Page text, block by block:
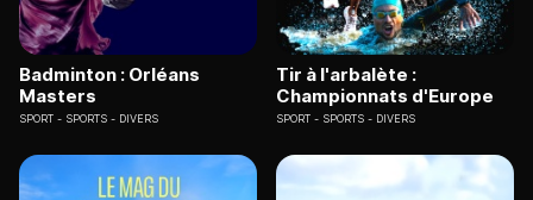
Badminton : Orléans
Masters
SPORT SPORTS - DIVERS
Tir à l'arbalète :
Championnats d'Europe
SPORT SPORTS - DIVERS